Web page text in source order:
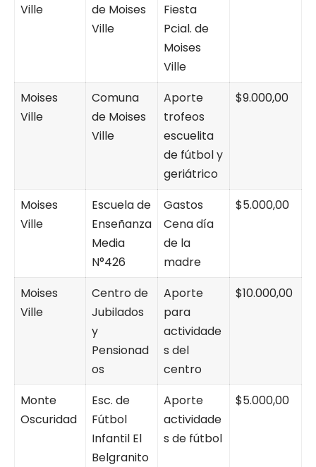
Ville
de Moises
Ville
Fiesta
Pcial. de
Moises
Ville
Moises
Ville
Comuna
de Moises
Ville
Aporte
trofeos
escuelita
de fútbol y
geriátrico
$9.000,00
Moises
Ville
Escuela de
Enseñanza
Media
N°426
Gastos
Cena día
de la
madre
$5.000,00
Moises
Ville
Centro de
Jubilados
y
Pensionad
os
Aporte
para
actividade
s del
centro
$10.000,00
Monte
Oscuridad
Esc. de
Fútbol
Infantil El
Belgranito
Aporte
actividade
s de fútbol
$5.000,00